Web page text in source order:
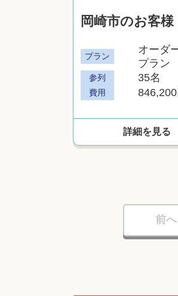
岡崎市のお客様
プラン
オーダ
プラン
参列 35名
費用 846,200
詳細を見る
前へ